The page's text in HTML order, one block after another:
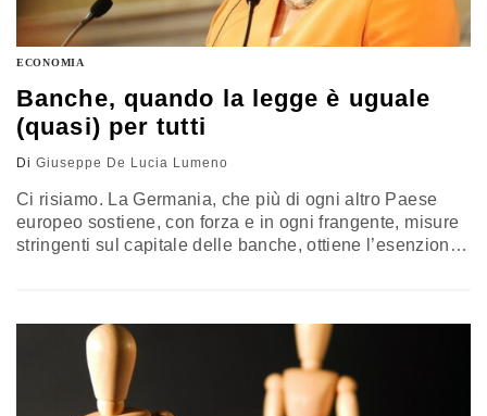
ECONOMIA
Banche, quando la legge è uguale
(quasi) per tutti
Di Giuseppe De Lucia Lumeno
Ci risiamo. La Germania, che più di ogni altro Paese
europeo sostiene, con forza e in ogni frangente, misure
stringenti sul capitale delle banche, ottiene l’esenzione
solo se però si tratta di banche di…